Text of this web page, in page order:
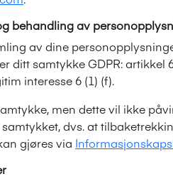
behandling av
av dine
ditt samtykke GDPR: artikkel
interesse 6 (1) (f).
men dette vil ikke
dvs. at
gjøres via